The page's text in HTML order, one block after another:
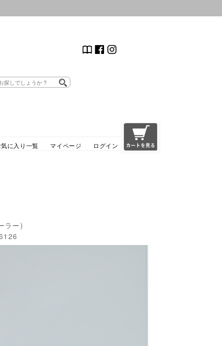
に入り一覧 マイページ ログイン
ラー)